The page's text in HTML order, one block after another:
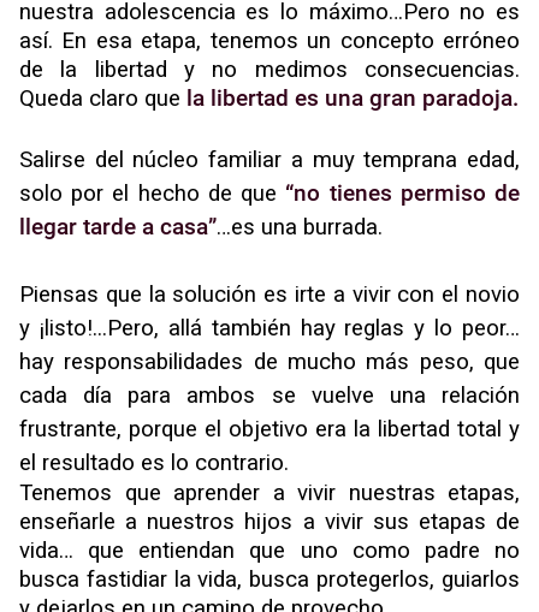
nuestra adolescencia es lo máximo…Pero no es
así. En esa etapa, tenemos un concepto erróneo
de la libertad y no medimos consecuencias.
Queda claro que la libertad es una gran paradoja.
Salirse del núcleo familiar a muy temprana edad,
solo por el hecho de que “no tienes permiso de
llegar tarde a casa”…es una burrada.
Piensas que la solución es irte a vivir con el novio
y ¡listo!...Pero, allá también hay reglas y lo peor…
hay responsabilidades de mucho más peso, que
cada día para ambos se vuelve una relación
frustrante, porque el objetivo era la libertad total y
el resultado es lo contrario.
Tenemos que aprender a vivir nuestras etapas,
enseñarle a nuestros hijos a vivir sus etapas de
vida… que entiendan que uno como padre no
busca fastidiar la vida, busca protegerlos, guiarlos